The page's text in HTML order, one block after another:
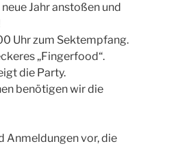
Jahr anstoßen und
Uhr zum Sektempfang.
„Fingerfood“.
die Party.
benötigen wir die
Anmeldungen vor, die